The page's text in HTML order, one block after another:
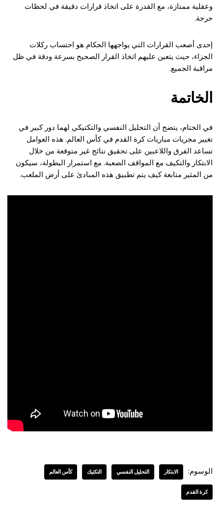
وعقلية ممتازة، مع القدرة على اتخاذ قرارات دقيقة في لحظات
حرجة.
إحدى أصعب القرارات التي يواجهها الحكام هو احتساب ركلات
الجزاء، حيث يتعين عليهم اتخاذ القرار الصحيح بسرعة ودقة في ظل
مراقبة الجميع.
الخاتمة
في الختام، يتضح أن التحليل النفسي والتكتيكي لهما دور كبير في
تغيير مجريات مباريات كرة القدم في كأس العالم. هذه العوامل
تساعد الفرق واللاعبين على تحقيق نتائج غير متوقعة من خلال
الابتكار والتكيف مع المواقف الصعبة. مع استمرار البطولة، سيكون
من المثير متابعة كيف يتم تطبيق هذه المبادئ على أرض الملعب.
الوسوم: الابتكار التحليل النفسي التكتيك كأس العالم
كرة القدم